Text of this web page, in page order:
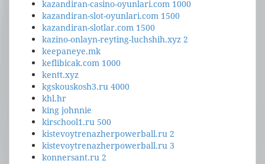
kazandiran-casino-oyunlari.com 1000
kazandiran-slot-oyunlari.com 1500
kazandiran-slotlar.com 1500
kazino-onlayn-reyting-luchshih.xyz 2
keepaneye.mk
keflibicak.com 1000
kentt.xyz
kgskouskosh3.ru 4000
khl.hr
king johnnie
kirschool1.ru 500
kistevoytrenazherpowerball.ru 2
kistevoytrenazherpowerball.ru 3
konnersant.ru 2